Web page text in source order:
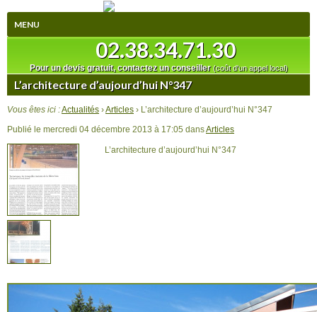
MENU
HISTORIQUE
ÉQUIPE ET MOYENS MATÉRIELS
LA DÉMARCHE HQE
QU'EST-CE QUE LA NORME RT 2012 ?
SPONSORING
ARTICLES
CONTACT ET PLAN
02.38.34.71.30
Pour un devis gratuit, contactez un conseiller (coût d'un appel local)
L’architecture d’aujourd’hui N°347
Vous êtes ici :Actualités ›Articles › L’architecture d’aujourd’hui N°347
Publié le mercredi 04 décembre 2013 à 17:05 dansArticles
L’architecture d’aujourd’hui N°347